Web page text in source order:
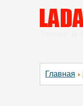
Главная